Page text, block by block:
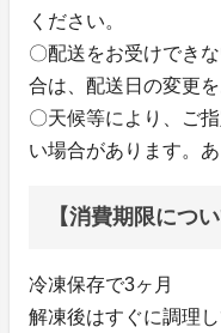
ください。
〇配送をお受けでき
合は、配送日の変更
〇天候等により、ご
い場合があります。
【消費期限につい
冷凍保存で3ヶ月
解凍後はすぐに調理